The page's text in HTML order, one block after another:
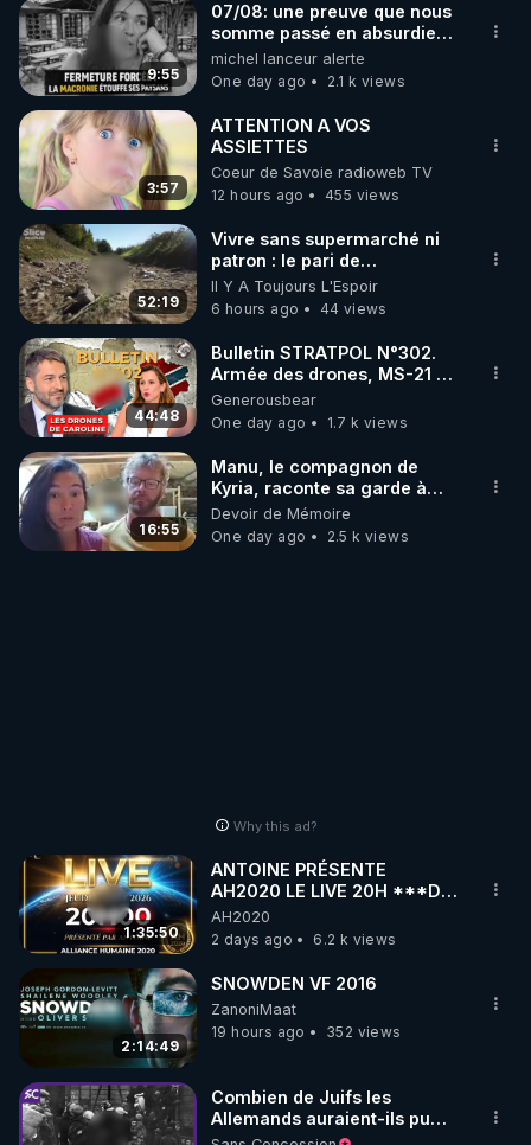
9:55
07/08: une preuve que nous
somme passé en absurdie
une dictature qui veut faire
taire ses opposant !
michel lanceur alerte
One day ago
2.1 k views
3:57
ATTENTION A VOS
ASSIETTES
Coeur de Savoie radioweb TV
12 hours ago
455 views
52:19
Vivre sans supermarché ni
patron : le pari de
l’autonomie
Il Y A Toujours L'Espoir
6 hours ago
44 views
44:48
Bulletin STRATPOL N°302.
Armée des drones, MS-21 en
série, missiles coréens.
07.08.2026.
Generousbear
One day ago
1.7 k views
16:55
Manu, le compagnon de
Kyria, raconte sa garde à
vue musclée. PARTAGEZ!
Devoir de Mémoire
One day ago
2.5 k views
Why this ad?
1:35:50
ANTOINE PRÉSENTE
AH2020 LE LIVE 20H ***DU
06/08/2026***
AH2020
2 days ago
6.2 k views
2:14:49
SNOWDEN VF 2016
ZanoniMaat
19 hours ago
352 views
Combien de Juifs les
Allemands auraient-ils pu
exterminer?